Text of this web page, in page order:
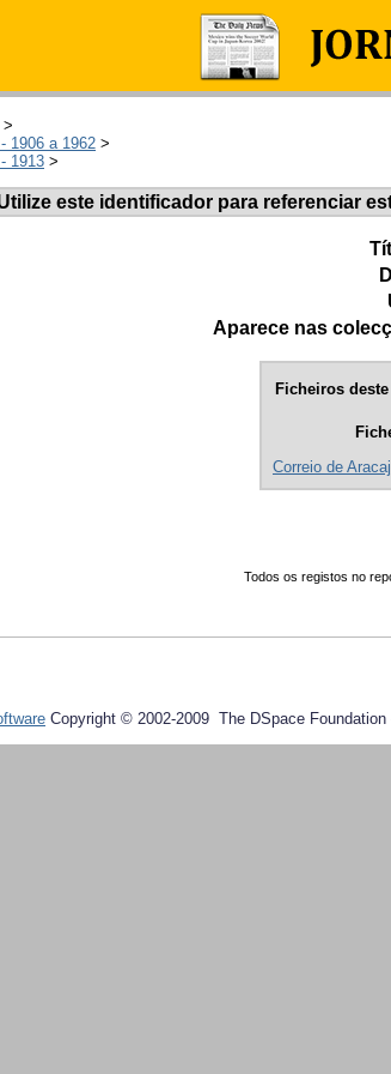
>
1906 a 1962 >
1913 >
este identificador para referenciar
Aparece nas
Ficheiros
Correio de
Todos os registos no
Copyright © 2002-2009 The DSpace Foundation